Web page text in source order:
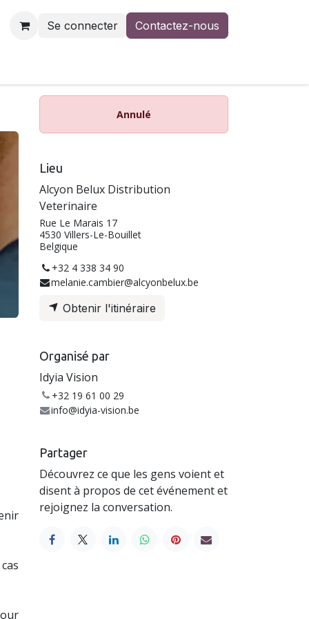
Se connecter Contactez-nous
Annulé
Lieu
Alcyon Belux Distribution
Veterinaire
Rue Le Marais 17
4530 Villers-Le-Bouillet
Belgique
+32 4 338 34 90
melanie.cambier@alcyonbelux.be
Obtenir l'itinéraire
Organisé par
Idyia Vision
+32 19 61 00 29
info@idyia-vision.be
Partager
Découvrez ce que les gens voient et
disent à propos de cet événement et
rejoignez la conversation.